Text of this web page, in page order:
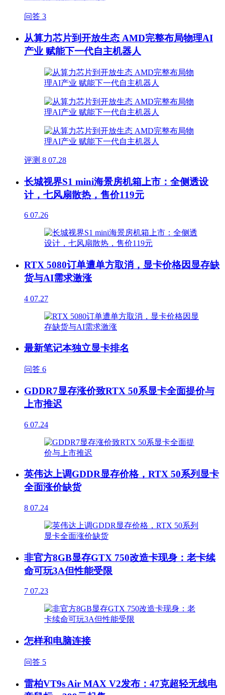
问答 3
从算力芯片到开放生态 AMD完整布局物理AI
产业 赋能下一代自主机器人
评测 8 07.28
长城视界S1 mini海景房机箱上市：全侧透设
计，七风扇散热，售价119元
6 07.26
RTX 5080订单遭单方取消，显卡价格因显存缺
货与AI需求激涨
4 07.27
最新笔记本独立显卡排名
问答 6
GDDR7显存涨价致RTX 50系显卡全面提价与
上市推迟
6 07.24
英伟达上调GDDR显存价格，RTX 50系列显卡
全面涨价缺货
8 07.24
非官方8GB显存GTX 750改造卡现身：老卡续
命可玩3A但性能受限
7 07.23
怎样和电脑连接
问答 5
雷柏VT9s Air MAX V2发布：47克超轻无线电